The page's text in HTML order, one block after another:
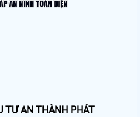
TƯ AN THÀNH PHÁT